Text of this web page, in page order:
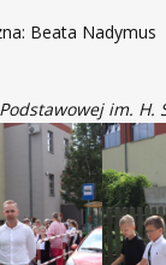
Beata Nadymus
im. H.